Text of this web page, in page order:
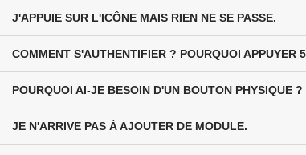
J'APPUIE SUR L'ICÔNE MAIS RIEN NE SE PASSE.
COMMENT S'AUTHENTIFIER ? POURQUOI APPUYER
POURQUOI AI-JE BESOIN D'UN BOUTON PHYSIQUE ?
JE N'ARRIVE PAS À AJOUTER DE MODULE.